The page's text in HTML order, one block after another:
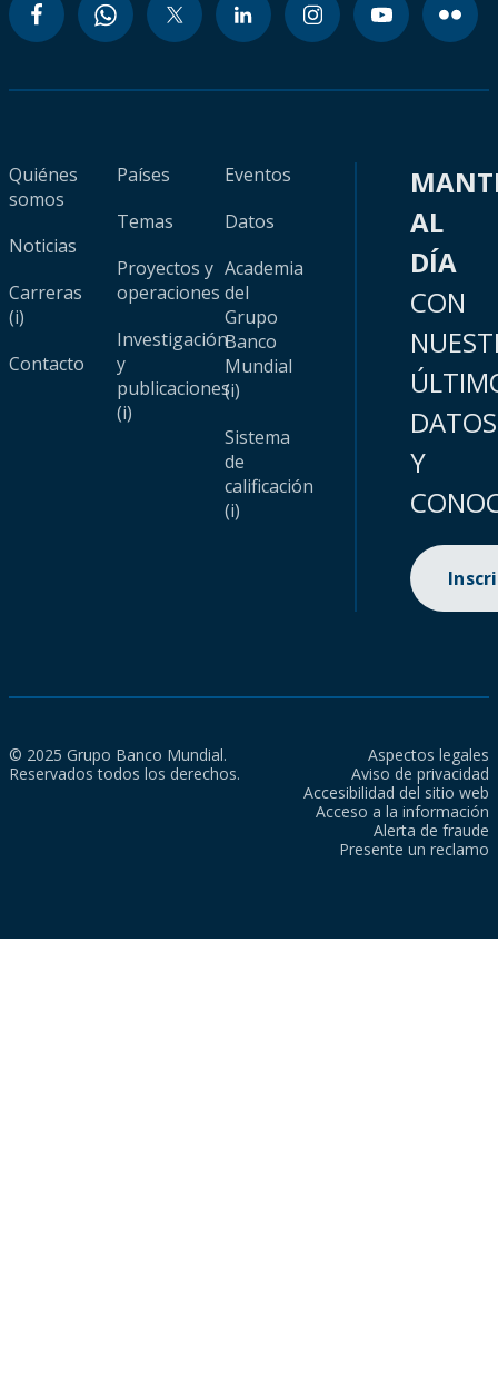
Quiénes
somos
Noticias
Carreras
(i)
Contacto
Países
Temas
Proyectos y
operaciones
Investigación
y
publicaciones
(i)
Eventos
Datos
Academia
del
Grupo
Banco
Mundial
(i)
Sistema
de
calificación
(i)
AL
DÍA
CON
DATOS
Y
© 2025 Grupo Banco Mundial.
Reservados todos los derechos.
Aspectos legales
Aviso de privacidad
Accesibilidad del sitio web
Acceso a la información
Alerta de fraude
Presente un reclamo